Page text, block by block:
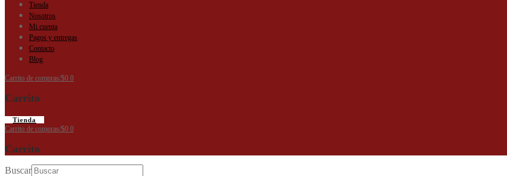
Tienda
Nosotros
Mi cuenta
Pagos y entregas
Contacto
Blog
Carrito de compras/$0 0
Carrito
Tienda
Carrito de compras/$0 0
Carrito
Buscar